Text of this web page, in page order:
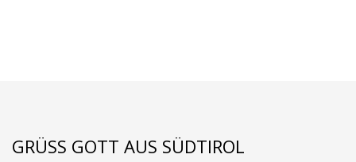
GRÜSS GOTT AUS SÜDTIROL